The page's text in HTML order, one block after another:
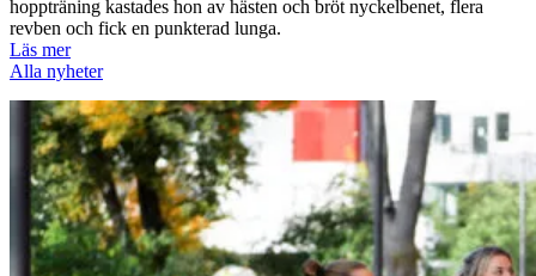
hoppträning kastades hon av hästen och bröt nyckelbenet, flera
revben och fick en punkterad lunga.
Läs mer
Alla nyheter